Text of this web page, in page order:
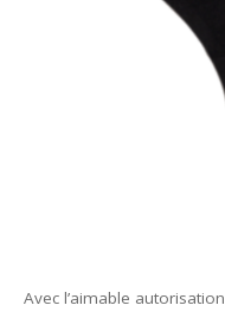
Avec l’aimable